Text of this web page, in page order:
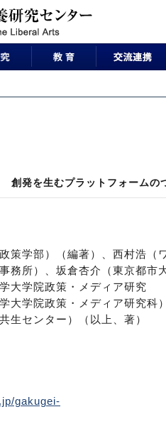
創発を生むプラットフォームの
策学部）（編著）、西村浩（
務所）、坂倉杏介（東京都市
大学院政策・メディア研究
大学院政策・メディア研究科
生センター）（以上、著）
gakugei-